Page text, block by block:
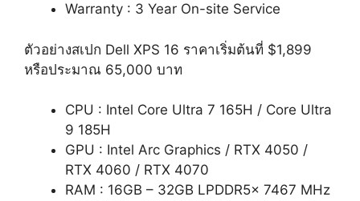
Warranty : 3 Year On-site Service
ตัวอย่างสเปก Dell XPS 16 ราคาเริ่มต้นที่ $1,899
หรือประมาณ 65,000 บาท
CPU : Intel Core Ultra 7 165H / Core Ultra
9 185H
GPU : Intel Arc Graphics / RTX 4050 /
RTX 4060 / RTX 4070
RAM : 16GB – 32GB LPDDR5x 7467 MHz